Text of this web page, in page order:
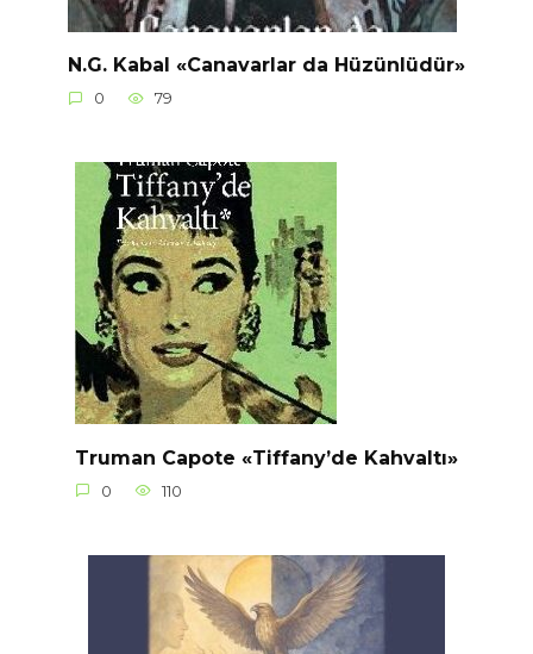
N.G. Kabal «Canavarlar da Hüzünlüdür»
0 79
Truman Capote «Tiffany’de Kahvaltı»
0 110